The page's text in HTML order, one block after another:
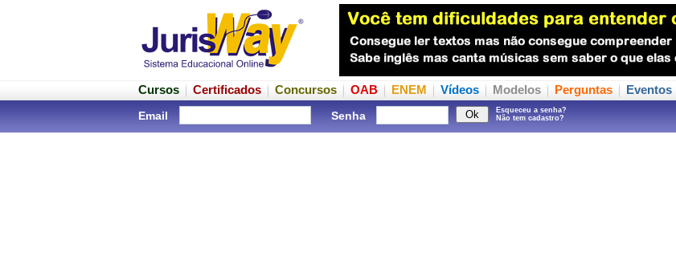
Cursos Certificados Concursos OAB ENEM Vídeos Modelos Perguntas Eventos
Email Senha
Esqueceu a senha?
Não tem cadastro?